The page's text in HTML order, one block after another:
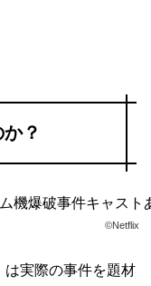
？
©Netflix
は実際の事件を題材